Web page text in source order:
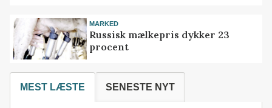
MARKED
Russisk mælkepris dykker 23
procent
MEST LÆSTE SENESTE NYT